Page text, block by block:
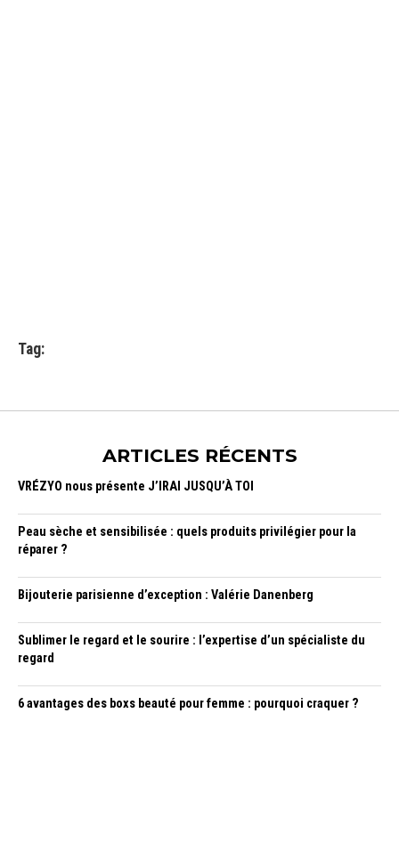
Tag:
ARTICLES RÉCENTS
VRÉZYO nous présente J’IRAI JUSQU’À TOI
Peau sèche et sensibilisée : quels produits privilégier pour la
réparer ?
Bijouterie parisienne d’exception : Valérie Danenberg
Sublimer le regard et le sourire : l’expertise d’un spécialiste du
regard
6 avantages des boxs beauté pour femme : pourquoi craquer ?